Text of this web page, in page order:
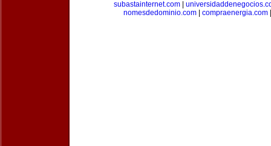
subastainternet.com|
nomesdedominio.com| compraenergia.com